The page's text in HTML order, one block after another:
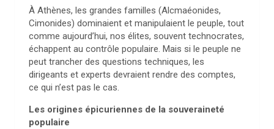
À Athènes, les grandes familles (Alcmaéonides,
Cimonides) dominaient et manipulaient le peuple, tout
comme aujourd’hui, nos élites, souvent technocrates,
échappent au contrôle populaire. Mais si le peuple ne
peut trancher des questions techniques, les
dirigeants et experts devraient rendre des comptes,
ce qui n’est pas le cas.
Les origines épicuriennes de la souveraineté
populaire